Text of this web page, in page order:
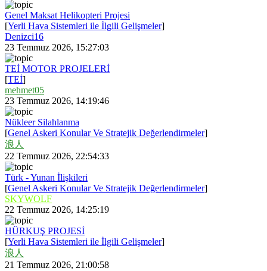
Genel Maksat Helikopteri Projesi
[Yerli Hava Sistemleri ile İlgili Gelişmeler]
Denizci16
23 Temmuz 2026, 15:27:03
TEİ MOTOR PROJELERİ
[TEİ]
mehmet05
23 Temmuz 2026, 14:19:46
Nükleer Silahlanma
[Genel Askeri Konular Ve Stratejik Değerlendirmeler]
浪人
22 Temmuz 2026, 22:54:33
Türk - Yunan İlişkileri
[Genel Askeri Konular Ve Stratejik Değerlendirmeler]
SKYWOLF
22 Temmuz 2026, 14:25:19
HÜRKUŞ PROJESİ
[Yerli Hava Sistemleri ile İlgili Gelişmeler]
浪人
21 Temmuz 2026, 21:00:58